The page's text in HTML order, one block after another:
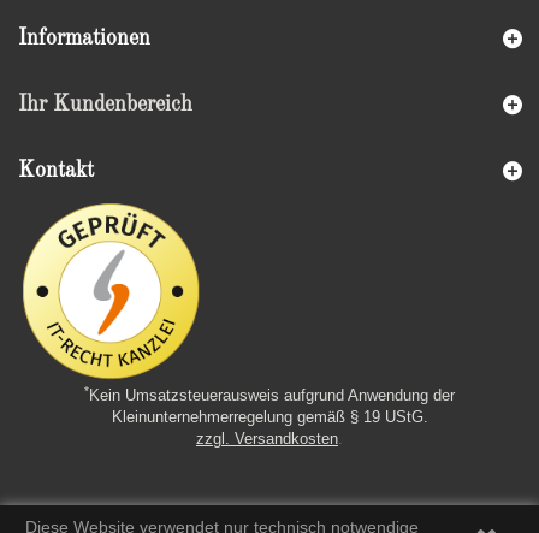
Informationen
Ihr Kundenbereich
Kontakt
Diese Website verwendet nur technisch notwendige
*Kein Umsatzsteuerausweis aufgrund Anwendung der
Kleinunternehmerregelung gemäß § 19 UStG.
zzgl. Versandkosten.